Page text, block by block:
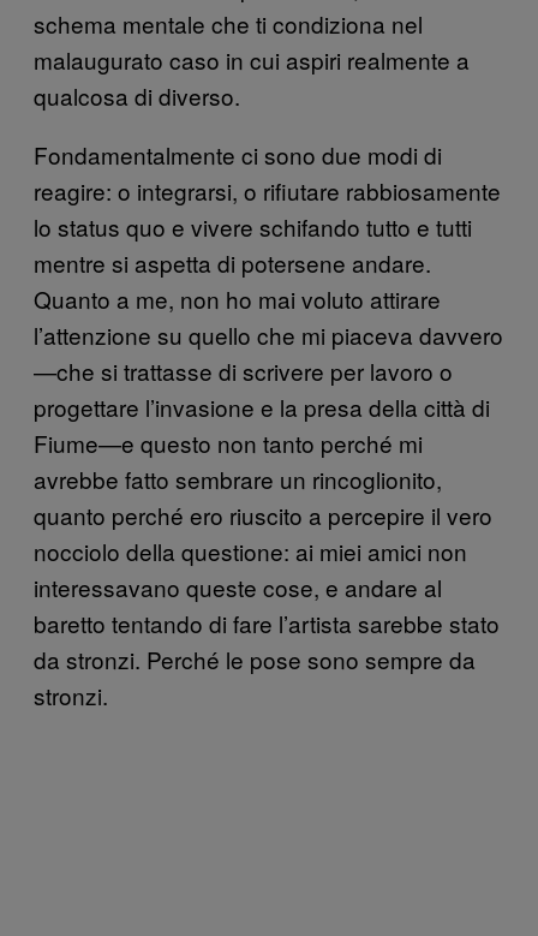
schema mentale che ti condiziona nel
malaugurato caso in cui aspiri realmente a
qualcosa di diverso.
Fondamentalmente ci sono due modi di
reagire: o integrarsi, o rifiutare rabbiosamente
lo status quo e vivere schifando tutto e tutti
mentre si aspetta di potersene andare.
Quanto a me, non ho mai voluto attirare
l’attenzione su quello che mi piaceva davvero
—che si trattasse di scrivere per lavoro o
progettare l’invasione e la presa della città di
Fiume—e questo non tanto perché mi
avrebbe fatto sembrare un rincoglionito,
quanto perché ero riuscito a percepire il vero
nocciolo della questione: ai miei amici non
interessavano queste cose, e andare al
baretto tentando di fare l’artista sarebbe stato
da stronzi. Perché le pose sono sempre da
stronzi.